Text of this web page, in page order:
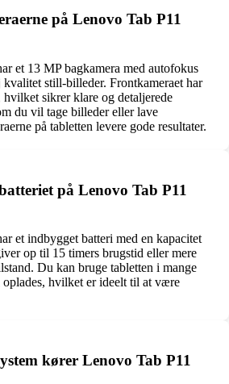
på Lenovo Tab P11
et 13 MP bagkamera med autofokus
still-billeder. Frontkameraet har
sikrer klare og detaljerede
du vil tage billeder eller lave
på tabletten levere gode resultater.
på Lenovo Tab P11
et indbygget batteri med en kapacitet
op til 15 timers brugstid eller mere
Du kan bruge tabletten i mange
oplades, hvilket er ideelt til at være
kører Lenovo Tab P11